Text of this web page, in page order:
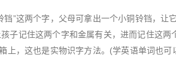
”这两个字，父母可拿出一个小铜铃铛，让
子记住这两个字和金属有关，进而记住这两
箱上，这也是实物识字方法。(学英语单词也